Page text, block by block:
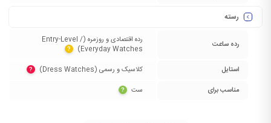
رسته
رده ساعت
رده اقتصادی و روزمره (Entry-Level /
Everyday Watches)‏
?
استایل کلاسیک و رسمی (Dress Watches)‏ ?
مناسب برای ست‏ ?